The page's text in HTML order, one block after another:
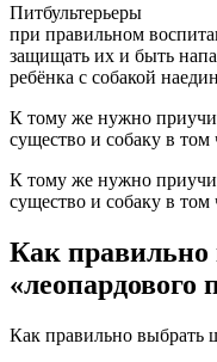
Питбультерьеры
при правильном
защищать их и быть
ребёнка с собакой
К тому же нужно
существо и собаку в том
К тому же нужно
существо и собаку в том
Как
«леопардового
Как правильно выбрать